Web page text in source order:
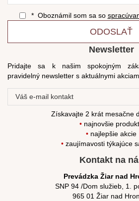
* Oboznámil som sa so
ODOSLAŤ
Newsletter
Pridajte sa k našim spokojným
pravidelný newsletter s aktuálnymi
Získavajte 2 krát mesačne
• najnovšie
• najlepšie akcie
• zaujímavosti týkajúce
Kontakt na
Prevádzka Žiar nad
SNP 94 /Dom služieb, 1.
965 01 Žiar nad